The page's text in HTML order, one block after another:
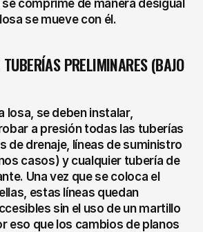
comprime de manera desigual
se mueve con él.
PRELIMINARES (BAJO
losa, se deben instalar,
a presión todas las tuberías
de drenaje, líneas de suministro
casos) y cualquier tubería de
Una vez que se coloca el
estas líneas quedan
sin el uso de un martillo
eso que los cambios de planos